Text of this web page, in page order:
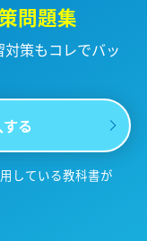
問題集
策もコレでバッ
る
している教科書が